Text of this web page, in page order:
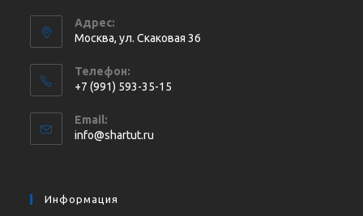
Адрес:
Москва, ул. Cкаковая 36
Телефон:
+7 (991) 593-35-15
в
вашем
Email:
info@shartut.ru
Информация